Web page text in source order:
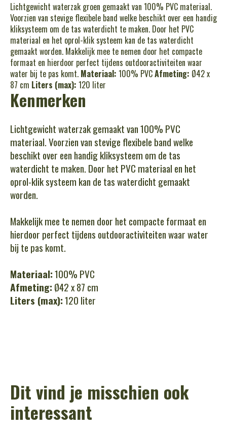
Lichtgewicht waterzak groen gemaakt van 100% PVC materiaal.
Voorzien van stevige flexibele band welke beschikt over een handig
kliksysteem om de tas waterdicht te maken. Door het PVC
materiaal en het oprol-klik systeem kan de tas waterdicht
gemaakt worden. Makkelijk mee te nemen door het compacte
formaat en hierdoor perfect tijdens outdooractiviteiten waar
water bij te pas komt. Materiaal: 100% PVCAfmeting: Ø42 x
87 cm Liters (max): 120 liter
Kenmerken
Lichtgewicht waterzak gemaakt van 100% PVC
materiaal. Voorzien van stevige flexibele band welke
beschikt over een handig kliksysteem om de tas
waterdicht te maken. Door het PVC materiaal en het
oprol-klik systeem kan de tas waterdicht gemaakt
worden.
Makkelijk mee te nemen door het compacte formaat en
hierdoor perfect tijdens outdooractiviteiten waar water
bij te pas komt.
Materiaal:100% PVC
Afmeting: Ø42 x 87 cm
Liters (max):120 liter
Dit vind je misschien ook
interessant